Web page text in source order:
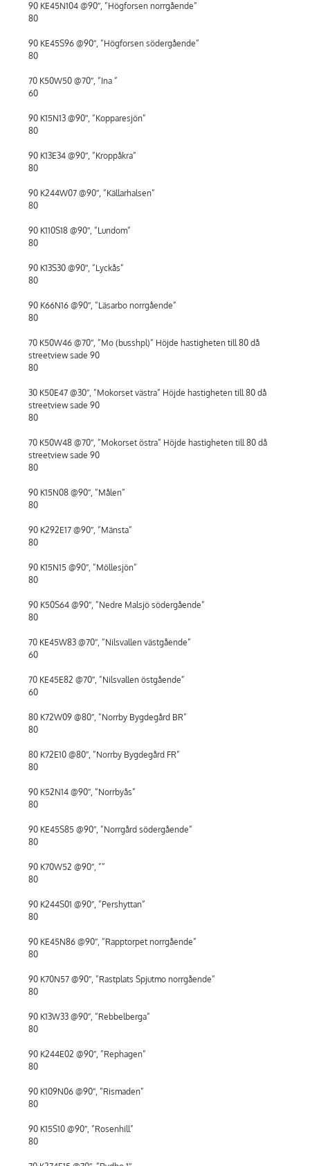
90 KE45N104 @90″, ”Högforsen norrgående”
80
90 KE45S96 @90″, ”Högforsen södergående”
80
70 K50W50 @70″, ”Ina ”
60
90 K15N13 @90″, ”Kopparesjön”
80
90 K13E34 @90″, ”Kroppåkra”
80
90 K244W07 @90″, ”Källarhalsen”
80
90 K110S18 @90″, ”Lundom”
80
90 K13S30 @90″, ”Lyckås”
80
90 K66N16 @90″, ”Läsarbo norrgående”
80
70 K50W46 @70″, ”Mo (busshpl)” Höjde hastigheten till 80 då
streetview sade 90
80
30 K50E47 @30″, ”Mokorset västra” Höjde hastigheten till 80 då
streetview sade 90
80
70 K50W48 @70″, ”Mokorset östra” Höjde hastigheten till 80 då
streetview sade 90
80
90 K15N08 @90″, ”Målen”
80
90 K292E17 @90″, ”Mänsta”
80
90 K15N15 @90″, ”Möllesjön”
80
90 K50S64 @90″, ”Nedre Malsjö södergående”
80
70 KE45W83 @70″, ”Nilsvallen västgående”
60
70 KE45E82 @70″, ”Nilsvallen östgående”
60
80 K72W09 @80″, ”Norrby Bygdegård BR”
80
80 K72E10 @80″, ”Norrby Bygdegård FR”
80
90 K52N14 @90″, ”Norrbyås”
80
90 KE45S85 @90″, ”Norrgård södergående”
80
90 K70W52 @90″, ””
80
90 K244S01 @90″, ”Pershyttan”
80
90 KE45N86 @90″, ”Rapptorpet norrgående”
80
90 K70N57 @90″, ”Rastplats Spjutmo norrgående”
80
90 K13W33 @90″, ”Rebbelberga”
80
90 K244E02 @90″, ”Rephagen”
80
90 K109N06 @90″, ”Rismaden”
80
90 K15S10 @90″, ”Rosenhill”
80